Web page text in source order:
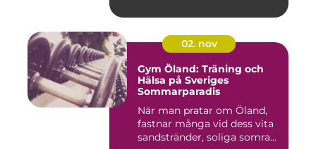
02. nov
Gym Öland: Träning och
Hälsa på Sveriges
Sommarparadis
När man pratar om Öland,
fastnar många vid dess vita
sandstränder, soliga somra...